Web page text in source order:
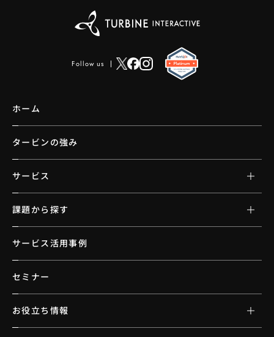
Follow us
ホーム
タービンの強み
サービス
課題から探す
サービス活用事例
セミナー
お役立ち情報